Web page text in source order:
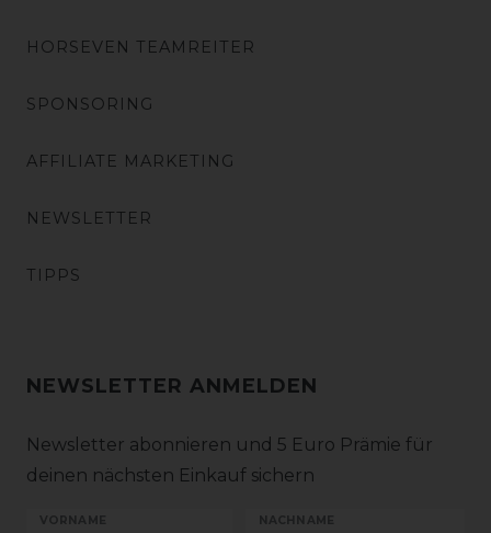
HORSEVEN TEAMREITER
SPONSORING
AFFILIATE MARKETING
NEWSLETTER
TIPPS
NEWSLETTER ANMELDEN
Newsletter abonnieren und 5 Euro Prämie für
deinen nächsten Einkauf sichern
VORNAME NACHNAME